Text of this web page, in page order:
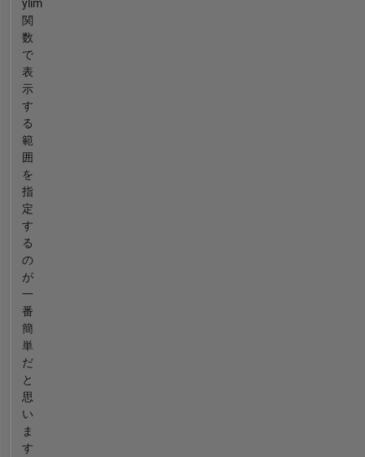
ylim
関
数
で
表
示
す
る
範
囲
を
指
定
す
る
の
が
一
番
簡
単
だ
と
思
い
ま
す